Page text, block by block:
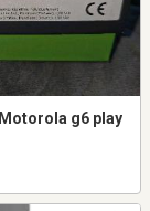
Téléphone Motorola g6 play